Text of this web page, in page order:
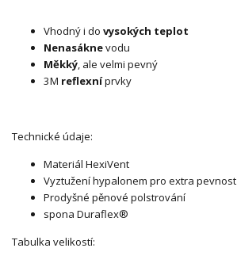
Vhodný i do vysokých teplot
Nenasáknevodu
Měkký, ale velmi pevný
3M reflexníprvky
Technické údaje:
Materiál HexiVent
Vyztužení hypalonem pro extra pevnost
Prodyšné pěnové polstrování
spona Duraflex®
Tabulka velikostí: